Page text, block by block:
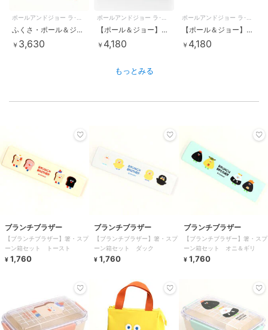
ふくさ・ポール＆ジョー ラ・パペトリー／金封 クリザンテーム・ピンク
￥ 3,630
【ポール＆ジョー】スリムメガネケース／ポール＆ジョー アクワレル・キャッツ
￥ 4,180
【ポール＆ジョー】スリムメガネケース クリザンテーム・ホワイト
￥ 4,180
もっとみる
ブランチブラザー
【ブランチブラザー】箸・スプ
ーン箱セット トースト
¥ 1,760
ブランチブラザー
【ブランチブラザー】箸・スプ
ーン箱セット ダック
¥ 1,760
ブランチブラザー
【ブランチブラザー】箸・スプ
ーン箱セット オニ＆ギリ
¥ 1,760